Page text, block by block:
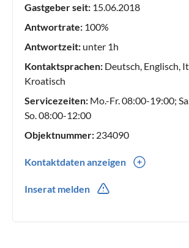
spezialisierten uns auf traumhafte Villen,
außergewöhnliche Ferienhäuser und
Vertrauen in unseren Beziehungen zu den
um sicherzustellen, dass Ihr Aufenthalt zu
Besonderen Erlebnis wird.Unsere
Zufriedenheit der Gäste geht über Ihre
Aufenthalts und sogar nach Ihrer Abreise
Gastgeber seit: 15.06.2018
Antwortrate: 100%
Antwortzeit: unter 1h
Kontaktsprachen: Deutsch, Englisch,
Kroatisch
Servicezeiten: Mo.-Fr. 08:00-19:00;
So. 08:00-12:00
Objektnummer: 234090
Kontaktdaten anzeigen
Inserat melden